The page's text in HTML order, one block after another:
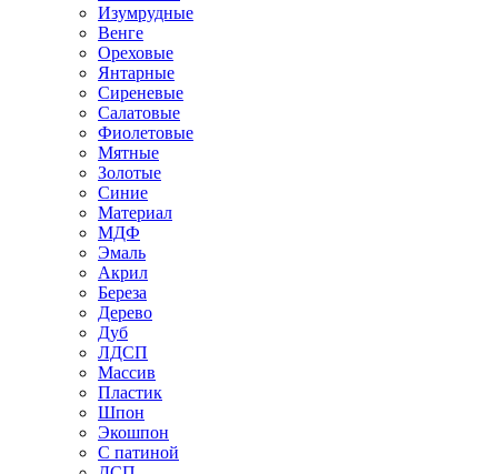
Изумрудные
Венге
Ореховые
Янтарные
Сиреневые
Салатовые
Фиолетовые
Мятные
Золотые
Синие
Материал
МДФ
Эмаль
Акрил
Береза
Дерево
Дуб
ЛДСП
Массив
Пластик
Шпон
Экошпон
С патиной